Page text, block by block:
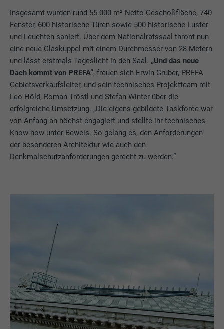
Insgesamt wurden rund 55.000 m² Netto-Geschoßfläche, 740
Fenster, 600 historische Türen sowie 500 historische Luster
und Leuchten saniert. Über dem Nationalratssaal thront nun
eine neue Glaskuppel mit einem Durchmesser von 28 Metern
und lässt erstmals Tageslicht in den Saal. „Und das neue
Dach kommt von PREFA“, freuen sich Erwin Gruber, PREFA
Gebietsverkaufsleiter, und sein technisches Projektteam mit
Leo Höld, Roman Tröstl und Stefan Winter über die
erfolgreiche Umsetzung. „Die eigens gebildete Taskforce war
von Anfang an höchst engagiert und stellte ihr technisches
Know-how unter Beweis. So gelang es, den Anforderungen
der besonderen Architektur wie auch den
Denkmalschutzanforderungen gerecht zu werden.“